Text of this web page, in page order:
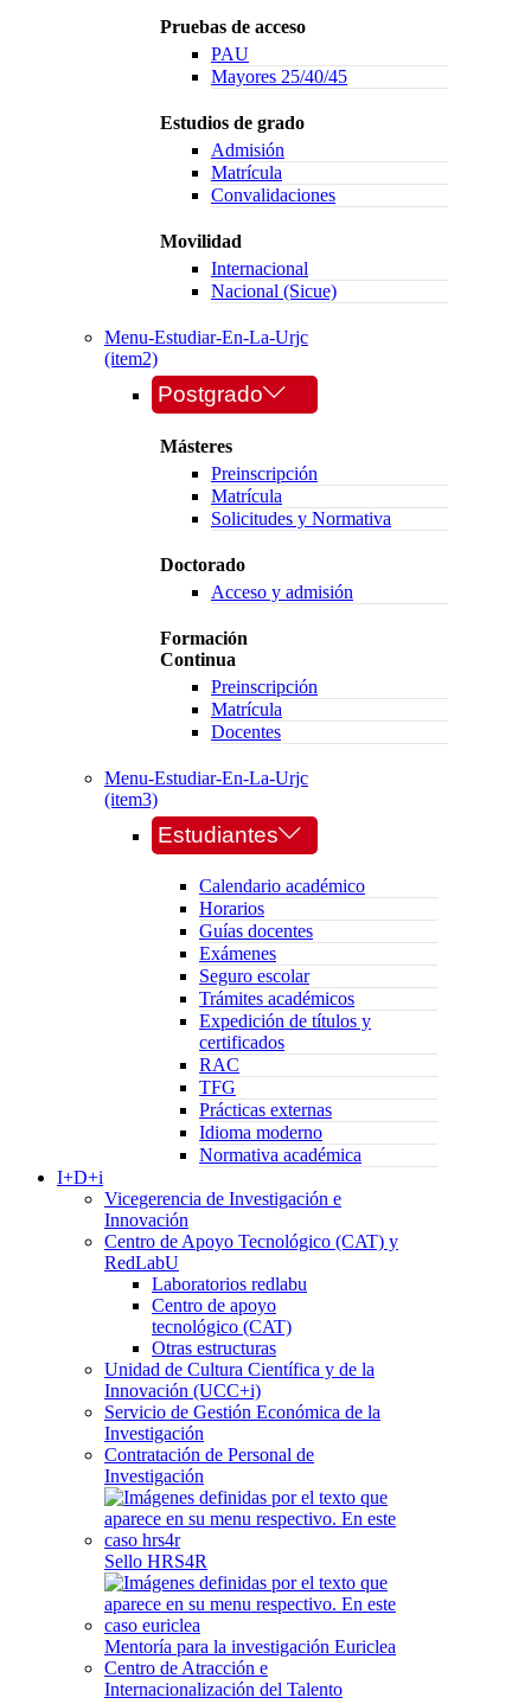
Pruebas de acceso
PAU
Mayores 25/40/45
Estudios de grado
Admisión
Matrícula
Convalidaciones
Movilidad
Internacional
Nacional (Sicue)
Menu-Estudiar-En-La-Urjc
(item2)
Postgrado
Másteres
Preinscripción
Matrícula
Solicitudes y Normativa
Doctorado
Acceso y admisión
Formación
Continua
Preinscripción
Matrícula
Docentes
Menu-Estudiar-En-La-Urjc
(item3)
Estudiantes
Calendario académico
Horarios
Guías docentes
Exámenes
Seguro escolar
Trámites académicos
Expedición de títulos y
certificados
RAC
TFG
Prácticas externas
Idioma moderno
Normativa académica
I+D+i
Vicegerencia de Investigación e
Innovación
Centro de Apoyo Tecnológico (CAT) y
RedLabU
Laboratorios redlabu
Centro de apoyo
tecnológico (CAT)
Otras estructuras
Unidad de Cultura Científica y de la
Innovación (UCC+i)
Servicio de Gestión Económica de la
Investigación
Contratación de Personal de
Investigación
Sello HRS4R
Mentoría para la investigación Euriclea
Centro de Atracción e
Internacionalización del Talento